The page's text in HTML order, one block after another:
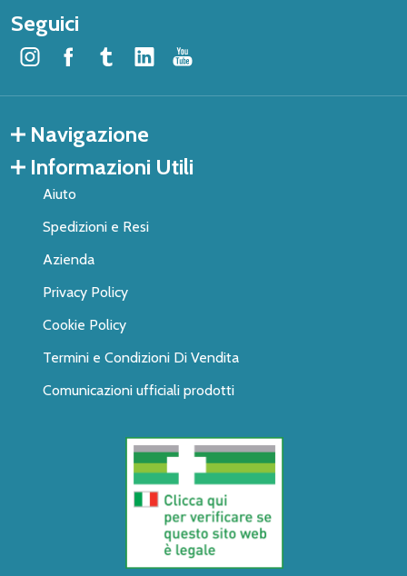
Seguici
Navigazione
Informazioni Utili
Aiuto
Spedizioni e Resi
Azienda
Privacy Policy
Cookie Policy
Termini e Condizioni Di Vendita
Comunicazioni ufficiali prodotti